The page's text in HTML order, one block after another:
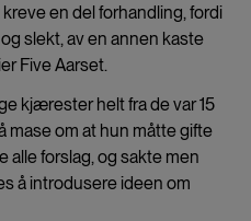
en del forhandling, fordi
slekt, av en annen kaste
Five Aarset.
kjærester helt fra de var 15
mase om at hun måtte gifte
alle forslag, og sakte men
å introdusere ideen om